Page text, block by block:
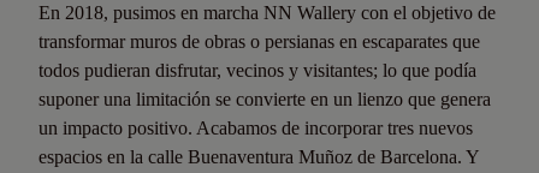
En 2018, pusimos en marcha NN Wallery con el objetivo de
transformar muros de obras o persianas en escaparates que
todos pudieran disfrutar, vecinos y visitantes; lo que podía
suponer una limitación se convierte en un lienzo que genera
un impacto positivo. Acabamos de incorporar tres nuevos
espacios en la calle Buenaventura Muñoz de Barcelona. Y